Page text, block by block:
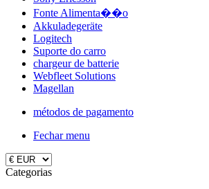
Fonte Alimenta��o
Akkuladegeräte
Logitech
Suporte do carro
chargeur de batterie
Webfleet Solutions
Magellan
métodos de pagamento
Fechar menu
Categorias